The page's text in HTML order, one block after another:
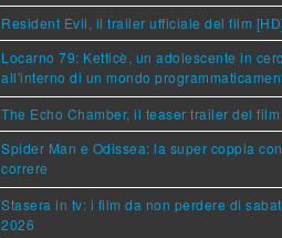
Resident Evil, il trailer ufficiale del film
Locarno 79: Ketticè, un adolescente in
all'interno di un mondo
The Echo Chamber, il teaser trailer del
Spider Man e Odissea: la super coppia
correre
Stasera in tv: i film da non perdere di
2026